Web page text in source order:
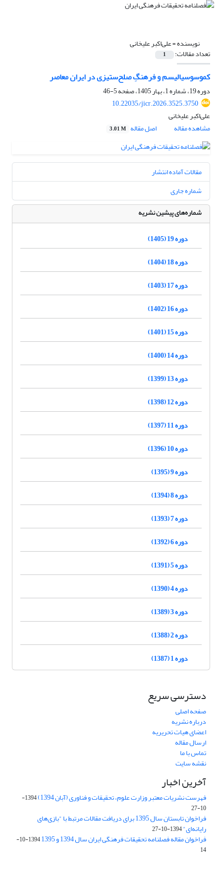
نویسنده =علی‌اکبر علیخانی
تعداد مقالات: 1
کموسوسیالیسم و فرهنگِ صلح‌ستیزی در ایران معاصر
دوره 19، شماره 1، بهار 1405، صفحه
5-46
10.22035/jicr.2026.3525.3750
علی‌اکبر علیخانی
مشاهده مقاله
اصل مقاله 3.01 M
مقالات آماده انتشار
شماره جاری
شماره‌های پیشین نشریه
دوره 19 (1405)
دوره 18 (1404)
دوره 17 (1403)
دوره 16 (1402)
دوره 15 (1401)
دوره 14 (1400)
دوره 13 (1399)
دوره 12 (1398)
دوره 11 (1397)
دوره 10 (1396)
دوره 9 (1395)
دوره 8 (1394)
دوره 7 (1393)
دوره 6 (1392)
دوره 5 (1391)
دوره 4 (1390)
دوره 3 (1389)
دوره 2 (1388)
دوره 1 (1387)
دسترسی سریع
صفحه اصلی
درباره نشریه
اعضای هیات تحریریه
ارسال مقاله
تماس با ما
نقشه سایت
آخرین اخبار
فهرست نشریات معتبر وزارت علوم، تحقیقات و فناوری (آبان 1394)
1394-
10-27
فراخوان تابستان سال 1395 برای دریافت مقالات مرتبط با "بازی‌های
رایانه‌ای"1394-10-27
فراخوان مقاله فصلنامه تحقیقات فرهنگی ایران سال 1394 و 1395
1394-10-
14